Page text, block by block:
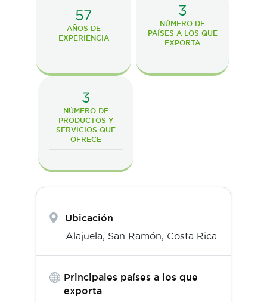
57
AÑOS DE
EXPERIENCIA
3
NÚMERO DE
PAÍSES A LOS QUE
EXPORTA
3
NÚMERO DE
PRODUCTOS Y
SERVICIOS QUE
OFRECE
Ubicación
Alajuela, San Ramón, Costa Rica
Principales países a los que
exporta